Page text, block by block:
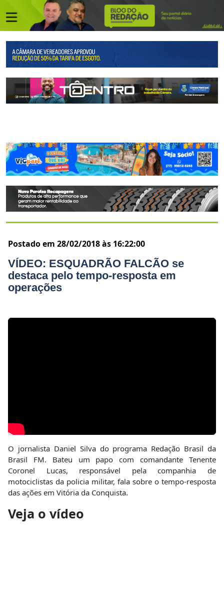
Postado em 28/02/2018 às 16:22:00
VÍDEO: ESQUADRÃO FALCÃO se
destaca pelo tempo-resposta em
operações
O jornalista Daniel Silva do programa Redação Brasil da
Brasil FM. Bateu um papo com comandante Tenente
Coronel Lucas, responsável pela companhia de
motociclistas da policia militar, fala sobre o tempo-resposta
das ações em Vitória da Conquista.
Veja o vídeo